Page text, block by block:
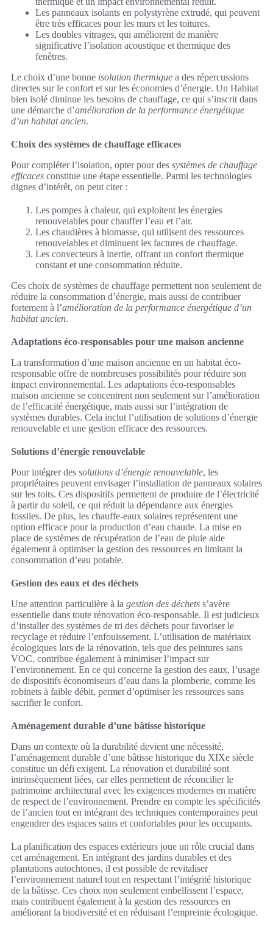
Les panneaux isolants en polystyrène extrudé, qui peuvent
être très efficaces pour les murs et les toitures.
Les doubles vitrages, qui améliorent de manière
significative l’isolation acoustique et thermique des
fenêtres.
Le choix d’une bonne isolation thermique a des répercussions
directes sur le confort et sur les économies d’énergie. Un Habitat
bien isolé diminue les besoins de chauffage, ce qui s’inscrit dans
une démarche d’amélioration de la performance énergétique
d’un habitat ancien.
Choix des systèmes de chauffage efficaces
Pour compléter l’isolation, opter pour des systèmes de chauffage
efficaces constitue une étape essentielle. Parmi les technologies
dignes d’intérêt, on peut citer :
Les pompes à chaleur, qui exploitent les énergies
renouvelables pour chauffer l’eau et l’air.
Les chaudières à biomasse, qui utilisent des ressources
renouvelables et diminuent les factures de chauffage.
Les convecteurs à inertie, offrant un confort thermique
constant et une consommation réduite.
Ces choix de systèmes de chauffage permettent non seulement de
réduire la consommation d’énergie, mais aussi de contribuer
fortement à l’amélioration de la performance énergétique d’un
habitat ancien.
Adaptations éco-responsables pour une maison ancienne
La transformation d’une maison ancienne en un habitat éco-
responsable offre de nombreuses possibilités pour réduire son
impact environnemental. Les adaptations éco-responsables
maison ancienne se concentrent non seulement sur l’amélioration
de l’efficacité énergétique, mais aussi sur l’intégration de
systèmes durables. Cela inclut l’utilisation de solutions d’énergie
renouvelable et une gestion efficace des ressources.
Solutions d’énergie renouvelable
Pour intégrer des solutions d’énergie renouvelable, les
propriétaires peuvent envisager l’installation de panneaux solaires
sur les toits. Ces dispositifs permettent de produire de l’électricité
à partir du soleil, ce qui réduit la dépendance aux énergies
fossiles. De plus, les chauffe-eaux solaires représentent une
option efficace pour la production d’eau chaude. La mise en
place de systèmes de récupération de l’eau de pluie aide
également à optimiser la gestion des ressources en limitant la
consommation d’eau potable.
Gestion des eaux et des déchets
Une attention particulière à la gestion des déchets s’avère
essentielle dans toute rénovation éco-responsable. Il est judicieux
d’installer des systèmes de tri des déchets pour favoriser le
recyclage et réduire l’enfouissement. L’utilisation de matériaux
écologiques lors de la rénovation, tels que des peintures sans
VOC, contribue également à minimiser l’impact sur
l’environnement. En ce qui concerne la gestion des eaux, l’usage
de dispositifs économiseurs d’eau dans la plomberie, comme les
robinets à faible débit, permet d’optimiser les ressources sans
sacrifier le confort.
Aménagement durable d’une bâtisse historique
Dans un contexte où la durabilité devient une nécessité,
l’aménagement durable d’une bâtisse historique du XIXe siècle
constitue un défi exigent. La rénovation et durabilité sont
intrinsèquement liées, car elles permettent de réconcilier le
patrimoine architectural avec les exigences modernes en matière
de respect de l’environnement. Prendre en compte les spécificités
de l’ancien tout en intégrant des techniques contemporaines peut
engendrer des espaces sains et confortables pour les occupants.
La planification des espaces extérieurs joue un rôle crucial dans
cet aménagement. En intégrant des jardins durables et des
plantations autochtones, il est possible de revitaliser
l’environnement naturel tout en respectant l’intégrité historique
de la bâtisse. Ces choix non seulement embellissent l’espace,
mais contribuent également à la gestion des ressources en
améliorant la biodiversité et en réduisant l’empreinte écologique.